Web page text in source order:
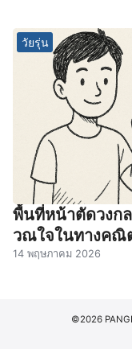
วัยรุ่น
พื้นที่หน้าตัดวงก
วณใจในทางคณิ
14 พฤษภาคม 2026
©2026